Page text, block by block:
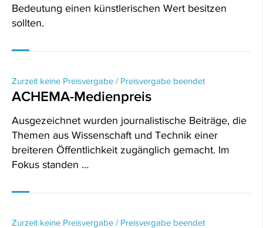
Bedeutung einen künstlerischen Wert besitzen
sollten.
Zurzeit keine Preisvergabe / Preisvergabe beendet
ACHEMA-Medienpreis
Ausgezeichnet wurden journalistische Beiträge, die
Themen aus Wissenschaft und Technik einer
breiteren Öffentlichkeit zugänglich gemacht. Im
Fokus standen …
Zurzeit keine Preisvergabe / Preisvergabe beendet